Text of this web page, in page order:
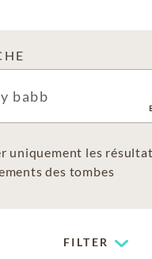
uniquement les
des tombes
FILTER